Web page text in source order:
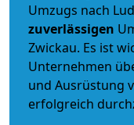
Umzugs nach
zuverlässigen
Zwickau. Es ist
Unternehmen
und Ausrüstung
erfolgreich